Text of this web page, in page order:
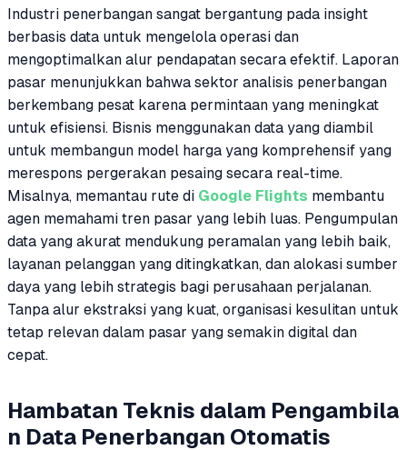
Industri penerbangan sangat bergantung pada insight
berbasis data untuk mengelola operasi dan
mengoptimalkan alur pendapatan secara efektif. Laporan
pasar menunjukkan bahwa sektor analisis penerbangan
berkembang pesat karena permintaan yang meningkat
untuk efisiensi. Bisnis menggunakan data yang diambil
untuk membangun model harga yang komprehensif yang
merespons pergerakan pesaing secara real-time.
Misalnya, memantau rute di Google Flights membantu
agen memahami tren pasar yang lebih luas. Pengumpulan
data yang akurat mendukung peramalan yang lebih baik,
layanan pelanggan yang ditingkatkan, dan alokasi sumber
daya yang lebih strategis bagi perusahaan perjalanan.
Tanpa alur ekstraksi yang kuat, organisasi kesulitan untuk
tetap relevan dalam pasar yang semakin digital dan
cepat.
Hambatan Teknis dalam Pengambila
n Data Penerbangan Otomatis